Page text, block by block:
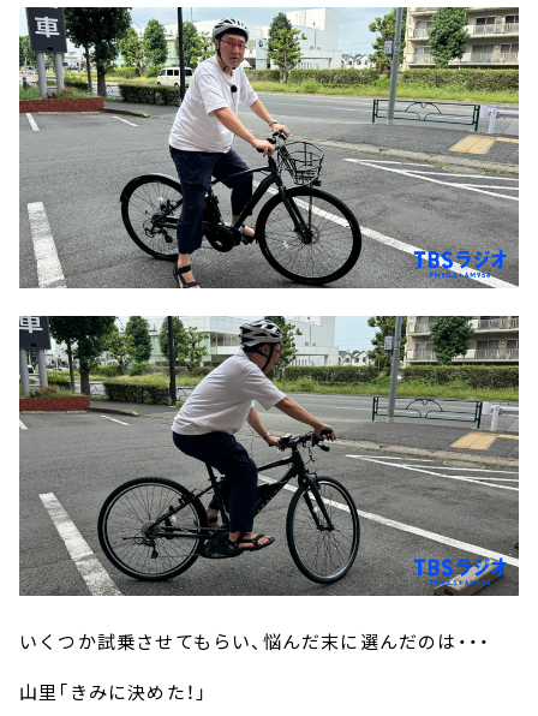
いくつか試乗させてもらい、悩んだ末に選んだのは・・・
山里「きみに決めた！」